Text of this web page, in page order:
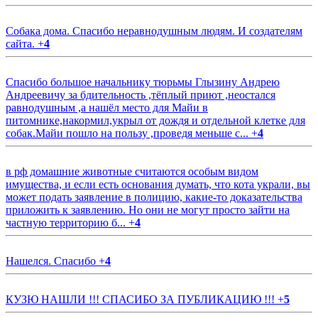
Собака дома. Спасибо неравнодушным людям. И создателям
сайта. +4
Спасибо большое начальнику тюрьмы Глызину Андрею
Андреевичу за бдительность ,тёплый приют ,неостался
равнодушным ,а нашёл место для Майи в
питомнике,накормил,укрыл от дождя и отдельной клетке для
собак.Майи пошло на пользу ,проведя меньше с... +4
в рф домашние животные считаются особым видом
имущества, и если есть основания думать, что кота украли, вы
может подать заявление в полицию, какие-то доказательства
приложить к заявлению. Но они не могут просто зайти на
частную территорию б... +4
Нашелся. Спасибо +4
КУЗЮ НАШЛИ !!! СПАСИБО ЗА ПУБЛИКАЦИЮ !!! +5